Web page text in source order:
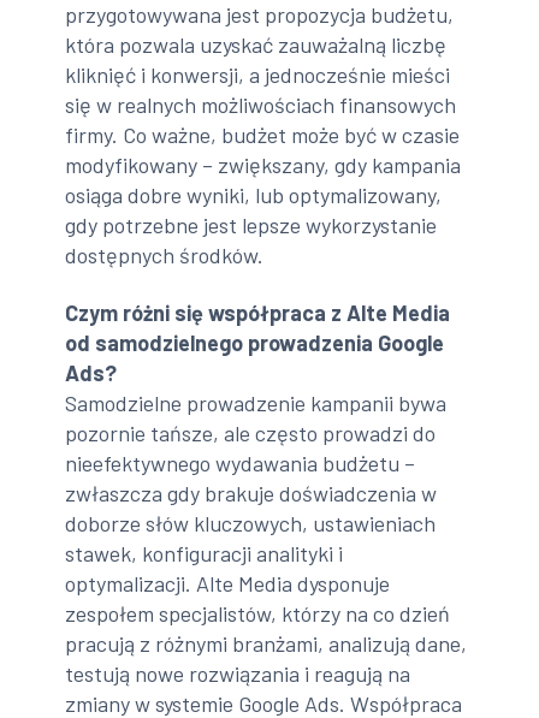
przygotowywana jest propozycja budżetu,
która pozwala uzyskać zauważalną liczbę
kliknięć i konwersji, a jednocześnie mieści
się w realnych możliwościach finansowych
firmy. Co ważne, budżet może być w czasie
modyfikowany – zwiększany, gdy kampania
osiąga dobre wyniki, lub optymalizowany,
gdy potrzebne jest lepsze wykorzystanie
dostępnych środków.
Czym różni się współpraca z Alte Media
od samodzielnego prowadzenia Google
Ads?
Samodzielne prowadzenie kampanii bywa
pozornie tańsze, ale często prowadzi do
nieefektywnego wydawania budżetu –
zwłaszcza gdy brakuje doświadczenia w
doborze słów kluczowych, ustawieniach
stawek, konfiguracji analityki i
optymalizacji. Alte Media dysponuje
zespołem specjalistów, którzy na co dzień
pracują z różnymi branżami, analizują dane,
testują nowe rozwiązania i reagują na
zmiany w systemie Google Ads. Współpraca